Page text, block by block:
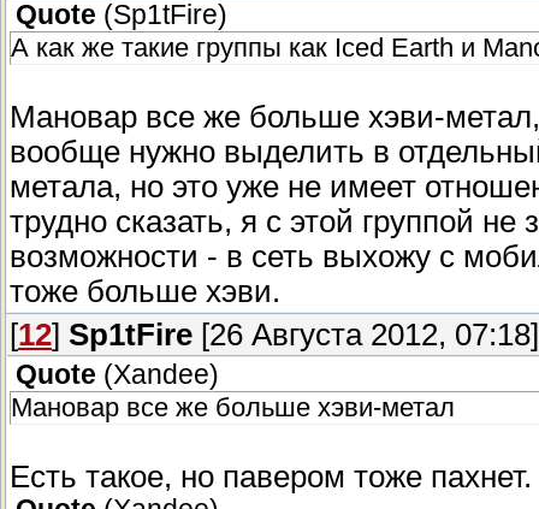
Quote (Sp1tFire)
А как же такие группы как Iced Earth и
Мановар все же больше хэви-
вообще нужно выделить в
метала, но это уже не имеет
трудно сказать, я с этой группой
возможности - в сеть выхожу с
тоже больше хэви.
[12] Sp1tFire [26 Августа 2012, 07:18]
Quote (Xandee)
Мановар все же больше хэви-метал
Есть такое, но павером тоже пахнет.